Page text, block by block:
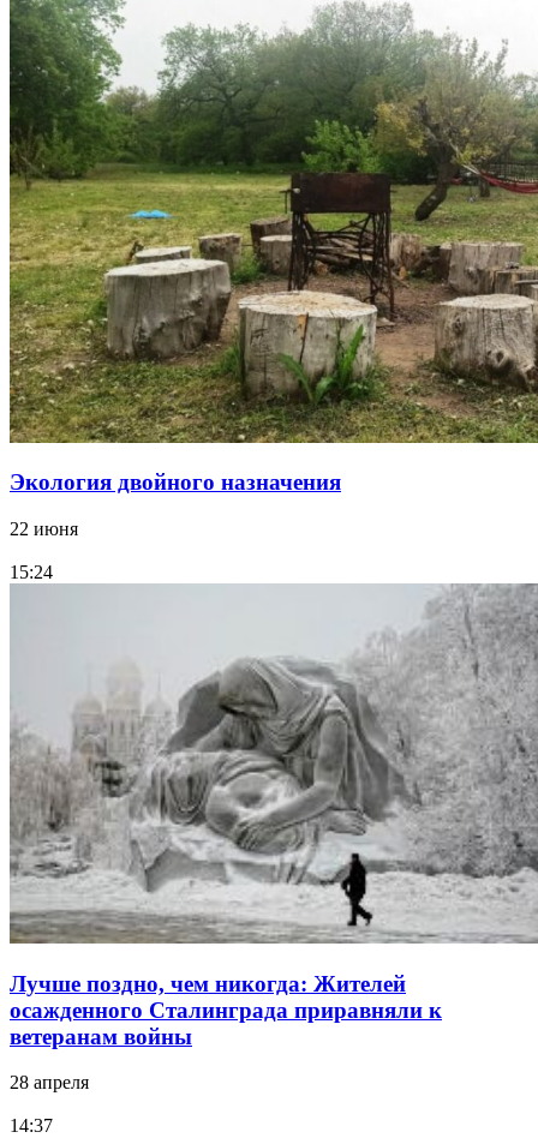
Экология двойного назначения
22 июня
15:24
Лучше поздно, чем никогда: Жителей
осажденного Сталинграда приравняли к
ветеранам войны
28 апреля
14:37